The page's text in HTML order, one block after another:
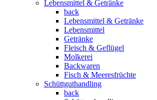
Lebensmittel & Getränke
back
Lebensmittel & Getränke
Lebensmittel
Getränke
Fleisch & Geflügel
Molkerei
Backwaren
Fisch & Meeresfrüchte
Schüttguthandling
back